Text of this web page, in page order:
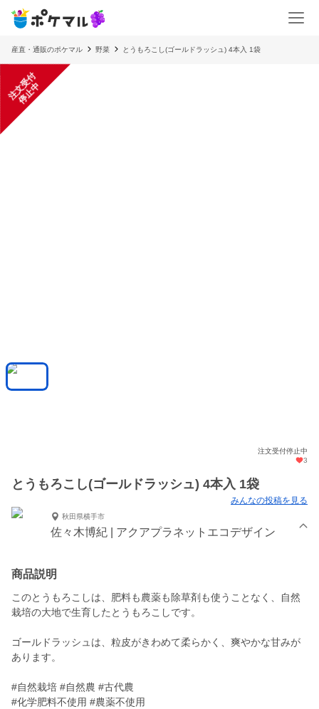
産直・通販のポケマル 野菜 とうもろこし(ゴールドラッシュ) 4本入 1袋
注
文
受
付
停
止
中
注文受付停止中
3
とうもろこし(ゴールドラッシュ) 4本入 1袋
みんなの投稿を見る
秋田県横手市
佐々木博紀 | アクアプラネットエコデザイン
商品説明
このとうもろこしは、肥料も農薬も除草剤も使うことなく、自然
栽培の大地で生育したとうもろこしです。
ゴールドラッシュは、粒皮がきわめて柔らかく、爽やかな甘みが
あります。
#自然栽培 #自然農 #古代農
#化学肥料不使用 #農薬不使用